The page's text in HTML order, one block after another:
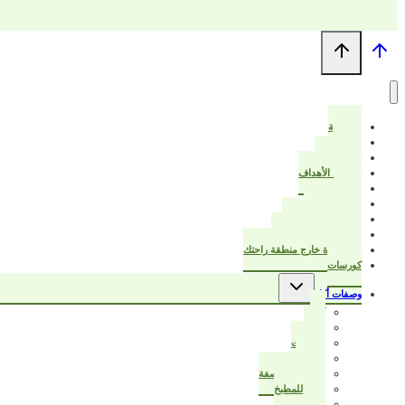
الرئيسية
تخطيط الأهداف
تبدأ الحياة خارج منطقة راحتك
كورسات
وصفات أكل
تبديل
القائمة
الفرعية
مُجمّدات
سر نجاح الوصفة
أفكار للمطبخ